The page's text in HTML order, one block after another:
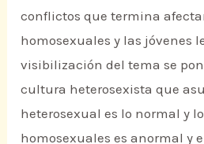
conflictos que termina
homosexuales y las jóvenes
visibilización del tema se
cultura heterosexista que
heterosexual es lo normal y
homosexuales es anormal y